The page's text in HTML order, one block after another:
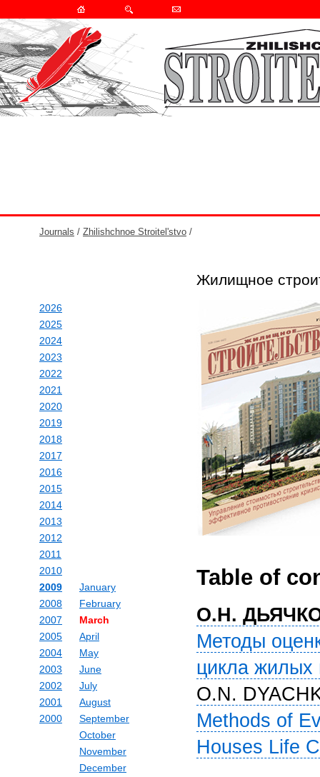
Journals / Zhilishchnoe Stroitel'stvo /
Жилищное
2026
2025
2024
2023
2022
2021
2020
2019
2018
2017
2016
2015
2014
2013
2012
2011
2010
2009
January
February
March
April
May
June
July
August
September
October
November
December
2008
2007
2005
2004
2003
2002
2001
2000
Table of
О.Н.
Методы
цикла жилых
O.N.
Methods of
Houses Life